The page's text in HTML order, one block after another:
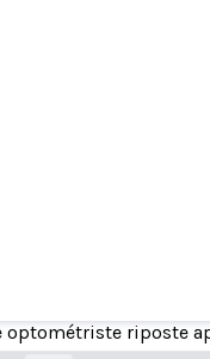
optométriste riposte
! Ne